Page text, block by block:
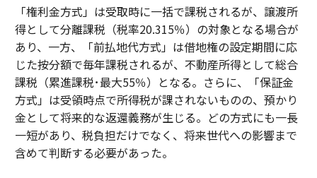
「権利金方式」は受取時に一括で課税されるが、譲渡所
得として分離課税（税率20.315％）の対象となる場合が
あり、一方、「前払地代方式」は借地権の設定期間に応
じた按分額で毎年課税されるが、不動産所得として総合
課税（累進課税･最大55％）となる。さらに、「保証金
方式」は受領時点で所得税が課されないものの、預かり
金として将来的な返還義務が生じる。どの方式にも一長
一短があり、税負担だけでなく、将来世代への影響まで
含めて判断する必要があった。